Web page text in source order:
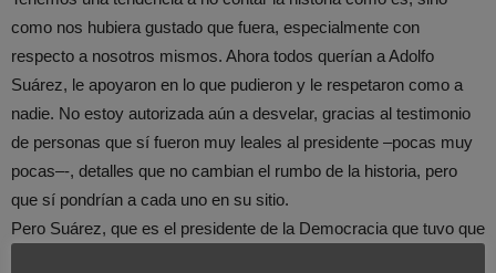
como nos hubiera gustado que fuera, especialmente con
respecto a nosotros mismos. Ahora todos querían a Adolfo
Suárez, le apoyaron en lo que pudieron y le respetaron como a
nadie. No estoy autorizada aún a desvelar, gracias al testimonio
de personas que sí fueron muy leales al presidente –pocas muy
pocas–-, detalles que no cambian el rumbo de la historia, pero
que sí pondrían a cada uno en su sitio.
Pero Suárez, que es el presidente de la Democracia que tuvo que